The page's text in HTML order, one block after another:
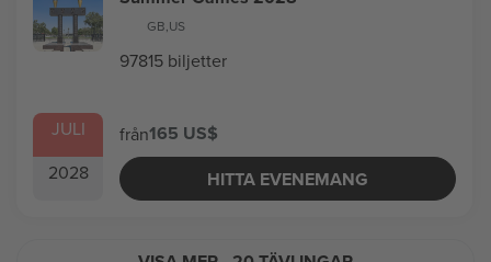
JULI
2028
GB,US
97815 biljetter
från165 US$
HITTA EVENEMANG